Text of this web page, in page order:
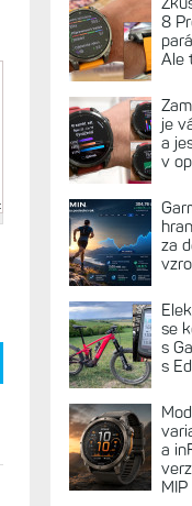
8
Ale
je
a
v
za
se
s
s
a
MIP